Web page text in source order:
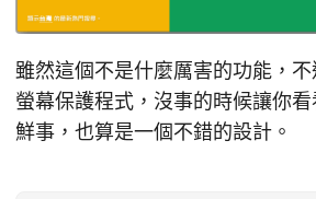
雖然這個不是什麼厲害的功能，
螢幕保護程式，沒事的時候讓你
鮮事，也算是一個不錯的設計。